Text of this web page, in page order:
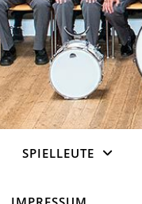
SPIELLEUTE